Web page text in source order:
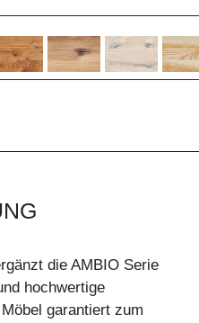
die AMBIO Serie
hochwertige
garantiert zum